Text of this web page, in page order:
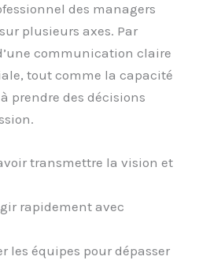
des managers
plusieurs axes. Par
communication claire
tout comme la capacité
prendre des décisions
transmettre la vision et
rapidement avec
les équipes pour dépasser